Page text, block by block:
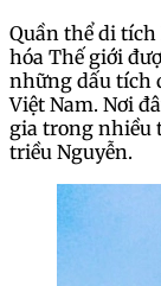
Quần thể di
hóa Thế giới
những dấu tích
Việt Nam. Nơi
gia trong nhiều
triều Nguyễn.